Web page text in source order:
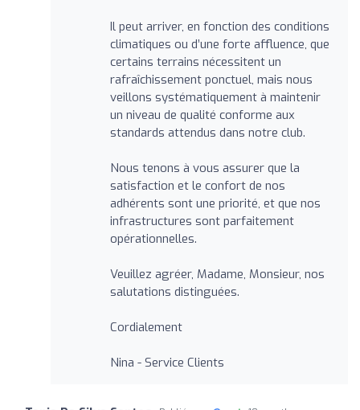
Il peut arriver, en fonction des conditions
climatiques ou d’une forte affluence, que
certains terrains nécessitent un
rafraîchissement ponctuel, mais nous
veillons systématiquement à maintenir
un niveau de qualité conforme aux
standards attendus dans notre club.
Nous tenons à vous assurer que la
satisfaction et le confort de nos
adhérents sont une priorité, et que nos
infrastructures sont parfaitement
opérationnelles.
Veuillez agréer, Madame, Monsieur, nos
salutations distinguées.
Cordialement
Nina - Service Clients